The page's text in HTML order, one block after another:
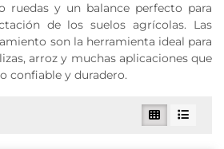
ruedas y un balance perfecto para
de los suelos agrícolas. Las
son la herramienta ideal para
arroz y muchas aplicaciones que
confiable y duradero.